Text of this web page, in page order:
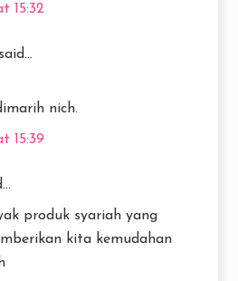
15:32
said...
nich.
15:39
produk syariah yang
kita kemudahan